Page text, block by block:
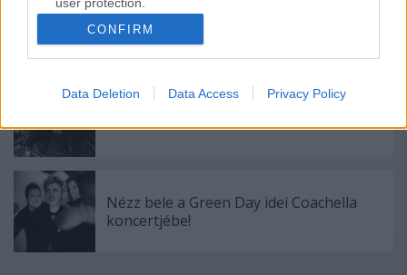
CONFIRM
Data Deletion Data Access Privacy Policy
Csupa újdonság a Green Day-től!
Nézz bele a Green Day idei Coachella
koncertjébe!